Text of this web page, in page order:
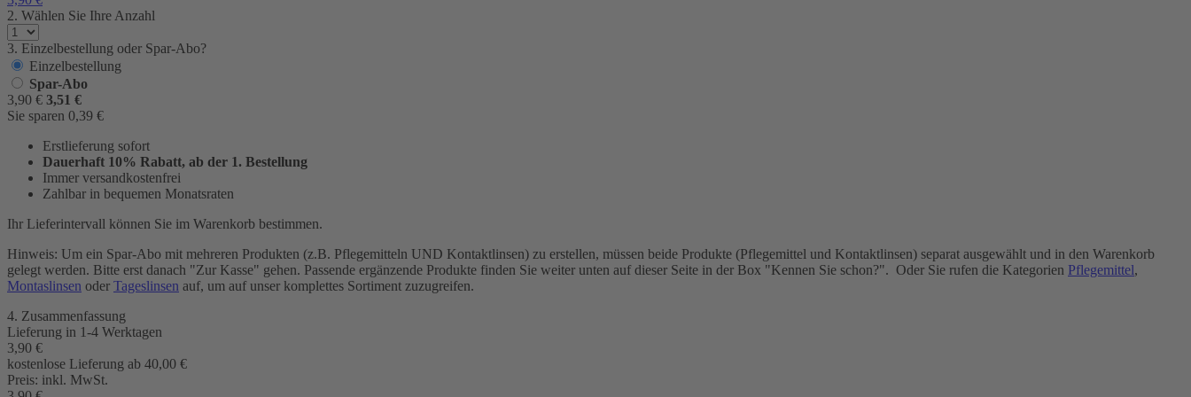
2. Wählen Sie Ihre Anzahl
3. Einzelbestellung oder Spar-Abo?
Einzelbestellung
Spar-Abo
3,90 € 3,51 €
Sie sparen 0,39 €
Erstlieferung sofort
Dauerhaft 10% Rabatt, ab der 1. Bestellung
Immer versandkostenfrei
Zahlbar in bequemen Monatsraten
Ihr Lieferintervall können Sie im Warenkorb bestimmen.
Hinweis: Um ein Spar-Abo mit mehreren Produkten (z.B. Pflegemitteln UND Kontaktlinsen) zu erstellen, müssen beide Produkte (Pflegemittel und Kontaktlinsen) separat ausgewählt und in den Warenkorb
gelegt werden. Bitte erst danach "Zur Kasse" gehen. Passende ergänzende Produkte finden Sie weiter unten auf dieser Seite in der Box "Kennen Sie schon?". Oder Sie rufen die Kategorien Pflegemittel,
Montaslinsen oder Tageslinsen auf, um auf unser komplettes Sortiment zuzugreifen.
4. Zusammenfassung
Lieferung in 1-4 Werktagen
3,90 €
kostenlose Lieferung ab 40,00 €
Preis: inkl. MwSt.